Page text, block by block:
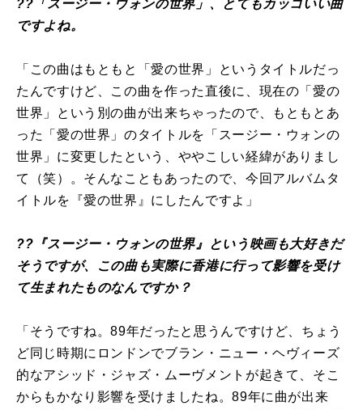
??「スージー・ウォンの世界」、とてもカッコいい曲
ですよね。
「この曲はもともと「愛の世界」というタイトルだっ
たんですけど、この曲を作った直後に、現在の「愛の
世界」という別の曲が出来ちゃったので、もともとあ
った「愛の世界」のタイトルを「スージー・ウォンの
世界」に変更したという、ややこしい経緯がありまし
て（笑）。そんなこともあったので、今回アルバムタ
イトルを『愛の世界』にしたんですよ」
??『スージー・ウォンの世界』という映画も大好きだ
そうですが、この曲も実際に香港に行って影響を受け
て生まれたものなんですか？
「そうですね。89年だったと思うんですけど、ちょう
ど同じ時期にロンドンでブラン・ニュー・ヘヴィーズ
的なアシッド・ジャズ・ムーヴメントが起きて、そこ
からもかなり影響を受けましたね。89年に曲が出来